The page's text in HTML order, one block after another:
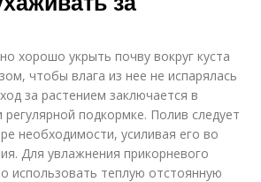
хорошо укрыть почву вокруг куста
чтобы влага из нее не испарялась
за растением заключается в
подкормке. Полив следует
необходимости, усиливая его во
Для увлажнения прикорневого
использовать теплую отстоянную